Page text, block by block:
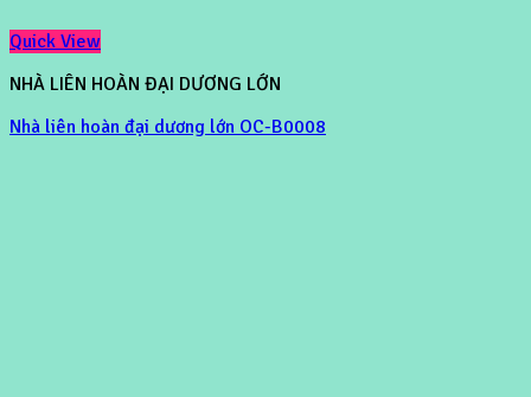
Quick View
NHÀ LIÊN HOÀN ĐẠI DƯƠNG LỚN
Nhà liên hoàn đại dương lớn OC-B0008